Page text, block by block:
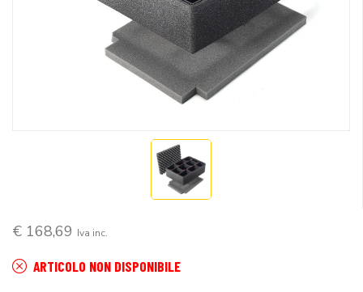
€ 168,69 Iva inc.
ARTICOLO NON DISPONIBILE